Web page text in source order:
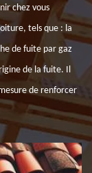
chez vous
tels que : la
de fuite par gaz
de la fuite. Il
de renforcer